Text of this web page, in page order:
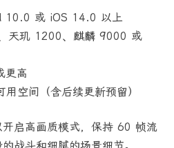
10.0 或 iOS 14.0 以上
天玑 1200、麒麟 9000 或
更高
空间（含后续更新预留）
启高画质模式，保持 60 帧流